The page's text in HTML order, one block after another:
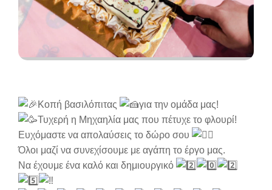
Κοπή βασιλόπιτας
για την ομάδα μας!
Τυχερή η Μηχαηλία μας που πέτυχε το φλουρί!
Ευχόμαστε να απολαύσεις το δώρο σου
Όλοι μαζί να συνεχίσουμε με αγάπη το έργο μας.
Να έχουμε ένα καλό και δημιουργικό